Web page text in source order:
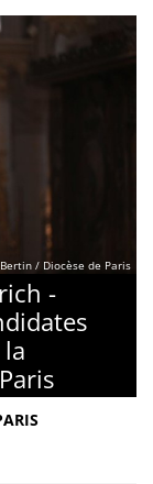
/ Diocèse de Paris
-